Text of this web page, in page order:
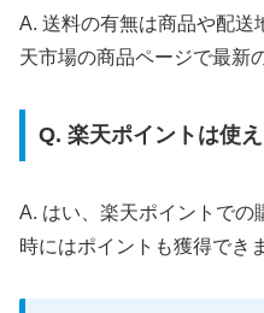
A. 送料の有無は商品や配送
天市場の商品ページで最新
Q. 楽天ポイントは使
A. はい、楽天ポイントでの
時にはポイントも獲得でき